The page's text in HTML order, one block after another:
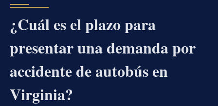
¿Cuál es el plazo para
presentar una demanda por
accidente de autobús en
Virginia?